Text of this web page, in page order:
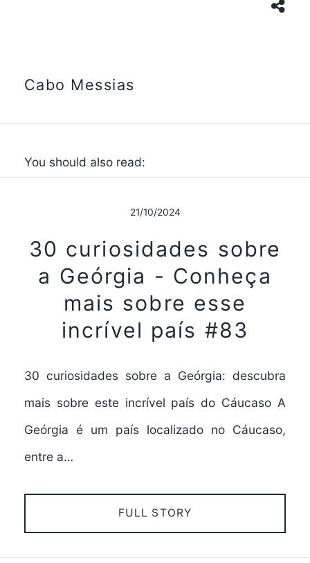
Cabo Messias
You should also read:
21/10/2024
30 curiosidades sobre
a Geórgia - Conheça
mais sobre esse
incrível país #83
30 curiosidades sobre a Geórgia: descubra
mais sobre este incrível país do Cáucaso A
Geórgia é um país localizado no Cáucaso,
entre a…
FULL STORY